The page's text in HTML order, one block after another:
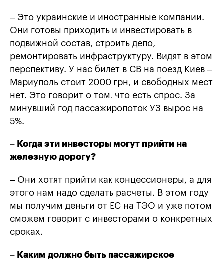
– Это украинские и иностранные компании.
Они готовы приходить и инвестировать в
подвижной состав, строить депо,
ремонтировать инфраструктуру. Видят в этом
перспективу. У нас билет в СВ на поезд Киев –
Мариуполь стоит 2000 грн, и свободных мест
нет. Это говорит о том, что есть спрос. За
минувший год пассажиропоток УЗ вырос на
5%.
– Когда эти инвесторы могут прийти на
железную дорогу?
– Они хотят прийти как концессионеры, а для
этого нам надо сделать расчеты. В этом году
мы получим деньги от ЕС на ТЭО и уже потом
сможем говорит с инвесторами о конкретных
сроках.
– Каким должно быть пассажирское